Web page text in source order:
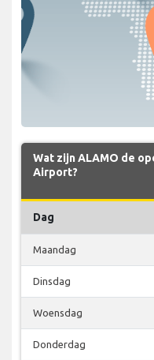
Wat zijn ALAMO de
Airport?
Dag
Maandag
Dinsdag
Woensdag
Donderdag